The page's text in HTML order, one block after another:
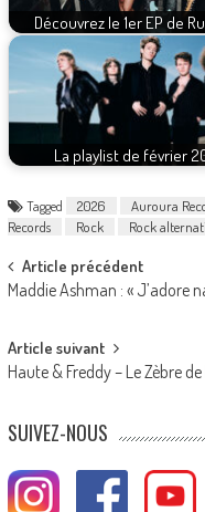
Découvrez le 1er EP de
La playlist de février
Tagged 2026 Auroura
Records
Rock Rock
Post
navigation
Article précédent
Maddie Ashman : « J’adore
Article suivant
Haute & Freddy – Le Zèbre
SUIVEZ-NOUS